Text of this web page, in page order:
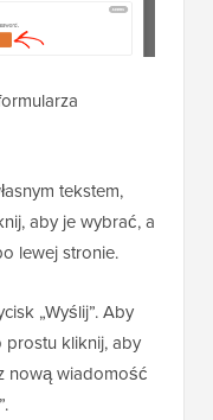
tekstem,
aby je wybrać, a
lewej stronie.
„Wyślij”. Aby
prostu kliknij, aby
nową wiadomość